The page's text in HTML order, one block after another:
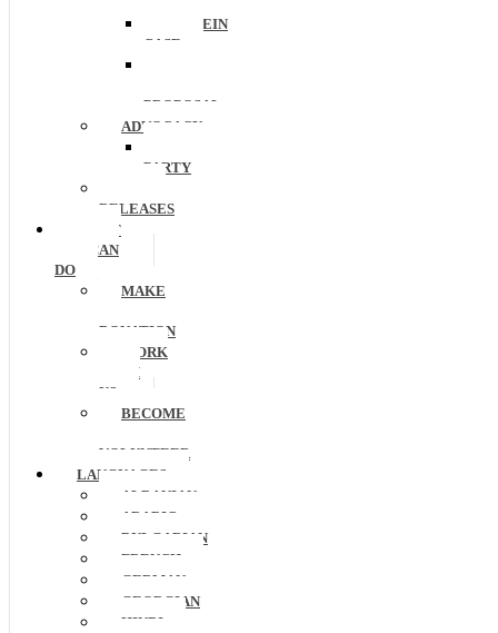
EPSTEIN
CASE
PROPOSAL
ADVOCACY
PARTY
RELEASES
WHAT
YOU CAN
DO
MAKE
DONATION
WORK
WITH
US
BECOME
VOLUNTEER
LANGUAGES
ALBANIAN
ARABIC
BULGARIAN
FRENCH
GERMAN
GEORGIAN
HINDI